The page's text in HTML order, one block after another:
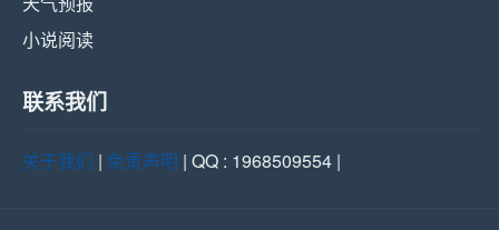
小说阅读
联系我们
关于我们 | 免责声明 | QQ : 1968509554 |